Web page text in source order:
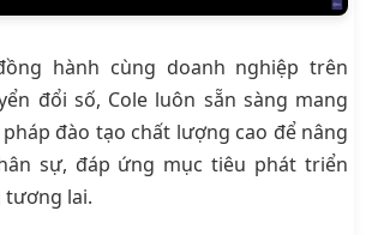
hành cùng doanh nghiệp trên
đổi số, Cole luôn sẵn sàng mang
đào tạo chất lượng cao để nâng
sự, đáp ứng mục tiêu phát triển
lai.